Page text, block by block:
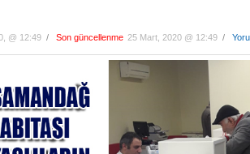
@ 12:49 / Son güncellenme 25 Mart, 2020 @ 12:49 /